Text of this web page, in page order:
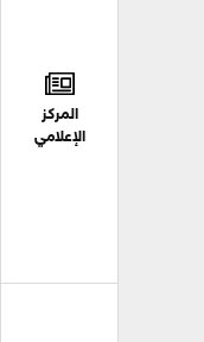
المركز
الإعلامي